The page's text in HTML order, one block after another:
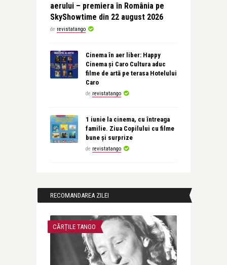
aerului – premiera în România pe
SkyShowtime din 22 august 2026
de revistatango
Cinema în aer liber: Happy
Cinema și Caro Cultura aduc
filme de artă pe terasa Hotelului
Caro
de revistatango
1 iunie la cinema, cu întreaga
familie. Ziua Copilului cu filme
bune și surprize
de revistatango
RECOMANDAREA ZILEI
CĂRȚILE TANGO